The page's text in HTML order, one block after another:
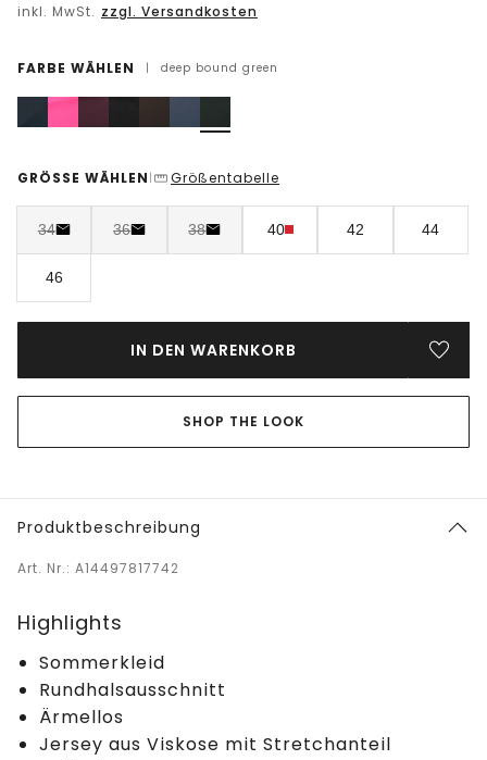
inkl. MwSt. zzgl. Versandkosten
FARBE WÄHLEN | deep bound green
GRÖSSE WÄHLEN | Größentabelle
34 36 38 40 42 44
46
IN DEN WARENKORB
SHOP THE LOOK
Produktbeschreibung
Art. Nr.: A14497817742
Highlights
Sommerkleid
Rundhalsausschnitt
Ärmellos
Jersey aus Viskose mit Stretchanteil